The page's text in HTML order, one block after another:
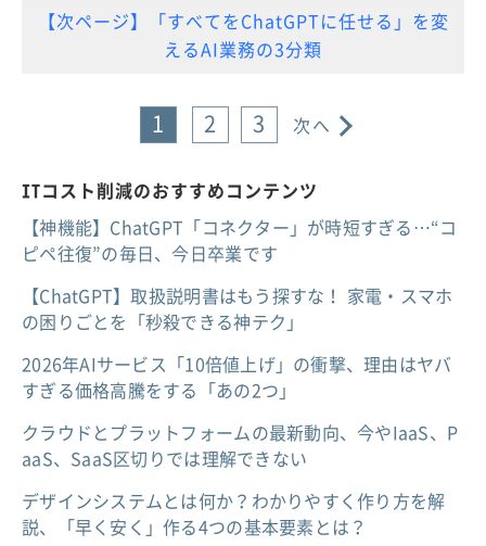
【次ページ】「すべてをChatGPTに任せる」を変
えるAI業務の3分類
1 2 3 次へ
ITコスト削減のおすすめコンテンツ
【神機能】ChatGPT「コネクター」が時短すぎる…“コ
ピペ往復”の毎日、今日卒業です
【ChatGPT】取扱説明書はもう探すな！ 家電・スマホ
の困りごとを「秒殺できる神テク」
2026年AIサービス「10倍値上げ」の衝撃、理由はヤバ
すぎる価格高騰をする「あの2つ」
クラウドとプラットフォームの最新動向、今やIaaS、P
aaS、SaaS区切りでは理解できない
デザインシステムとは何か？わかりやすく作り方を解
説、「早く安く」作る4つの基本要素とは？